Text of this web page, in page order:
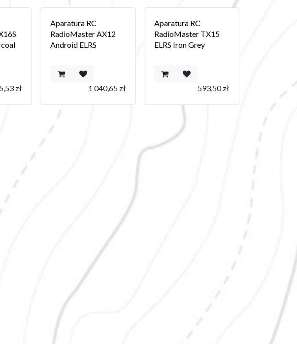
zł
Aparatura RC
RadioMaster AX12
Android ELRS
1 040,65zł
Aparatura RC
RadioMaster TX15
ELRS Iron Grey
593,50zł